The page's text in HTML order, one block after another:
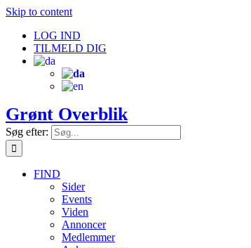
Skip to content
LOG IND
TILMELD DIG
Grønt Overblik
Søg efter:
FIND
Sider
Events
Viden
Annoncer
Medlemmer